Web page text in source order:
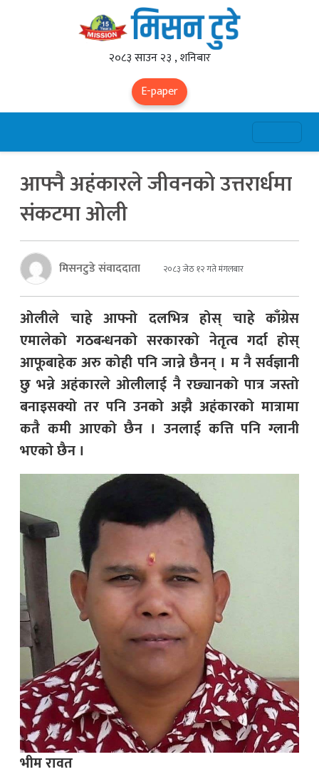
२०८३ साउन २३ , शनिबार
E-paper
आफ्नै अहंकारले जीवनको उत्तरार्धमा
संकटमा ओली
मिसनटुडे संवाददाता २०८३ जेठ १२ गते मंगलबार
ओलीले चाहे आफ्नो दलभित्र होस् चाहे काँग्रेस
एमालेको गठबन्धनको सरकारको नेतृत्व गर्दा होस्
आफूबाहेक अरु कोही पनि जान्ने छैनन् । म नै सर्वज्ञानी
छु भन्ने अहंकारले ओलीलाई नै रछ्यानको पात्र जस्तो
बनाइसक्यो तर पनि उनको अझै अहंकारको मात्रामा
कतै कमी आएको छैन । उनलाई कत्ति पनि ग्लानी
भएको छैन ।
भीम रावत